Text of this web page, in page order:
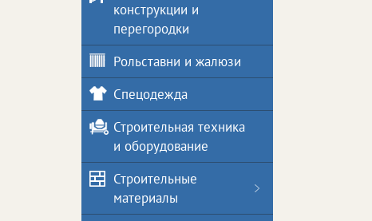
конструкции и
перегородки
Рольставни и жалюзи
Спецодежда
Строительная техника
и оборудование
Строительные
материалы